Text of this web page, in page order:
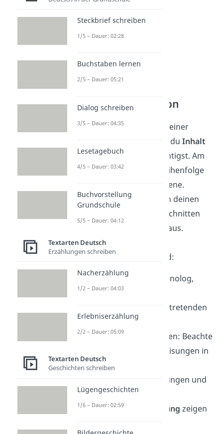
Gesprächssituation
Nun beginnt der Kern deiner
Interpretation, bei dem du Inhalt
und Sprache
berücksichtigst. Am
besten folgst du der Reihenfolge
der Ereignisse in der Szene.
Orientiere dich dabei an deinen
Notizen zu den Sinnabschnitten
und führe diese weiter aus.
Interessant für die
Gesprächssituation sind:
Gesprächsform:
Monolog,
Dialog
der auftretenden
Figuren
Verhalten
der Figuren: Beachte
auch die Regieanweisungen in
kursiv
Interessen, Einstellungen und
Ziele der Figuren
WelcheKörperhaltung zeigen
Steckbrief schreiben
1/5 – Dauer: 02:28
Buchstaben lernen
2/5 – Dauer: 05:21
Dialog schreiben
3/5 – Dauer: 04:35
Lesetagebuch
4/5 – Dauer: 03:42
Buchvorstellung
Grundschule
5/5 – Dauer: 04:12
Textarten Deutsch
Erzählungen schreiben
Nacherzählung
1/2 – Dauer: 04:03
Erlebniserzählung
2/2 – Dauer: 05:09
Textarten Deutsch
Geschichten schreiben
Lügengeschichten
1/6 – Dauer: 02:59